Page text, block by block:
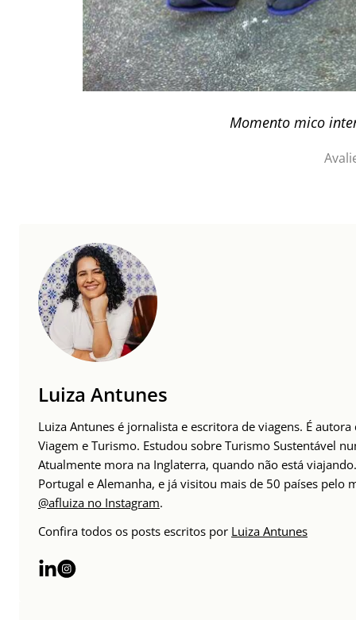
Momento mico
Luiza Antunes
Luiza Antunes é jornalista e escritora de viagens. É
Viagem e Turismo. Estudou sobre Turismo Sustentável
Atualmente mora na Inglaterra, quando não está
Portugal e Alemanha, e já visitou mais de 50 países pelo
@afluiza no Instagram.
Confira todos os posts escritos por Luiza Antunes